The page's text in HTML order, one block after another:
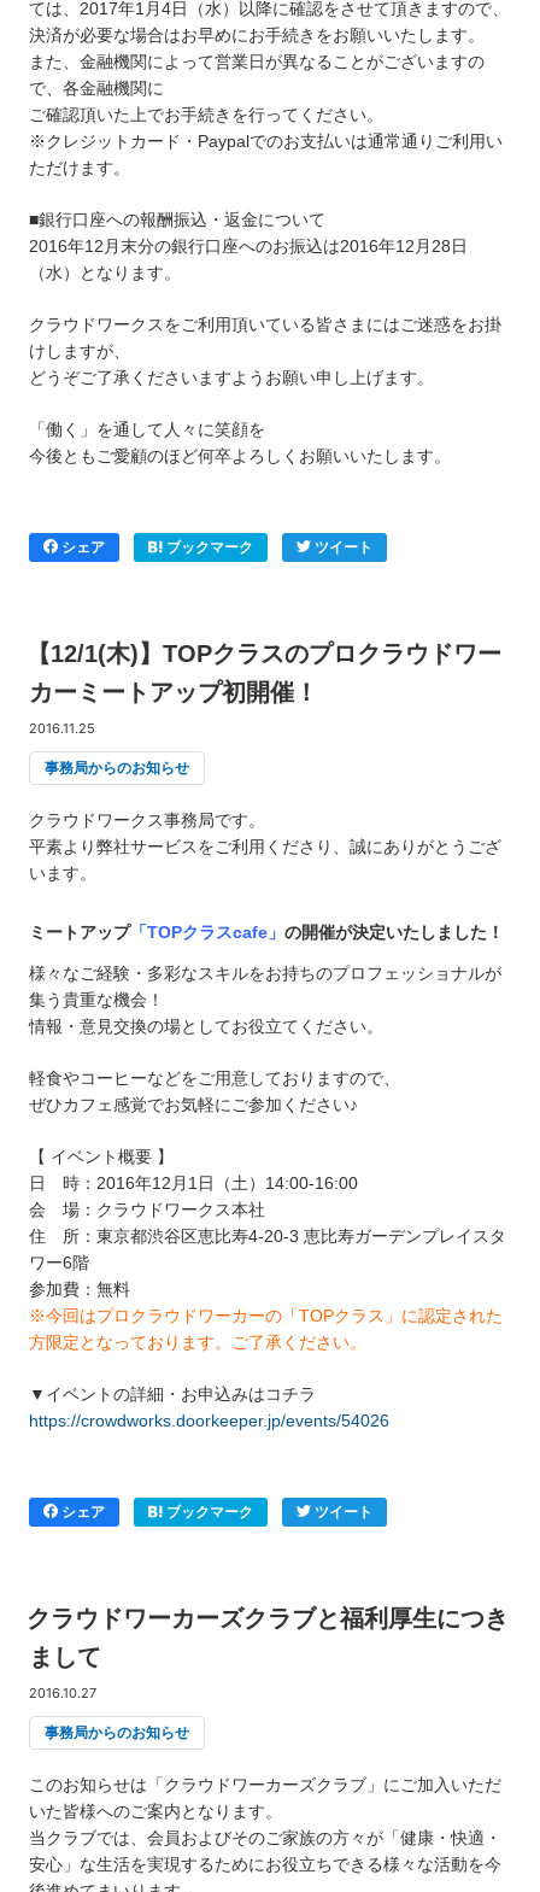
ては、2017年1月4日（水）以降に確認をさせて頂きますので、
決済が必要な場合はお早めにお手続きをお願いいたします。
また、金融機関によって営業日が異なることがございますの
で、各金融機関に
ご確認頂いた上でお手続きを行ってください。
※クレジットカード・Paypalでのお支払いは通常通りご利用い
ただけます。
■銀行口座への報酬振込・返金について
2016年12月末分の銀行口座へのお振込は2016年12月28日
（水）となります。
クラウドワークスをご利用頂いている皆さまにはご迷惑をお掛
けしますが、
どうぞご了承くださいますようお願い申し上げます。
「働く」を通して人々に笑顔を
今後ともご愛顧のほど何卒よろしくお願いいたします。
シェア ブックマーク ツイート
【12/1(木)】TOPクラスのプロクラウドワー
カーミートアップ初開催！
2016.11.25
事務局からのお知らせ
クラウドワークス事務局です。
平素より弊社サービスをご利用くださり、誠にありがとうござ
います。
ミートアップ「TOPクラスcafe」 の開催が決定いたしました！
様々なご経験・多彩なスキルをお持ちのプロフェッショナルが
集う貴重な機会！
情報・意見交換の場としてお役立てください。
軽食やコーヒーなどをご用意しておりますので、
ぜひカフェ感覚でお気軽にご参加ください♪
【 イベント概要 】
日 時：2016年12月1日（土）14:00-16:00
会 場：クラウドワークス本社
住 所：東京都渋谷区恵比寿4-20-3 恵比寿ガーデンプレイスタ
ワー6階
参加費：無料
※今回はプロクラウドワーカーの「TOPクラス」に認定された
方限定となっております。ご了承ください。
▼イベントの詳細・お申込みはコチラ
https://crowdworks.doorkeeper.jp/events/54026
シェア ブックマーク ツイート
クラウドワーカーズクラブと福利厚生につき
まして
2016.10.27
事務局からのお知らせ
このお知らせは「クラウドワーカーズクラブ」にご加入いただ
いた皆様へのご案内となります。
当クラブでは、会員およびそのご家族の方々が「健康・快適・
安心」な生活を実現するためにお役立ちできる様々な活動を今